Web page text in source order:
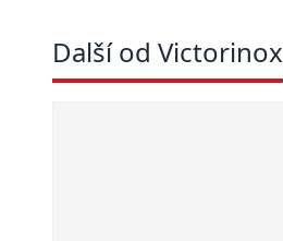
Další od Victorinox